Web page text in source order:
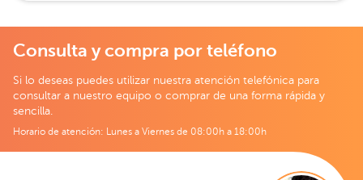
Consulta y compra por teléfono
Si lo deseas puedes utilizar nuestra atención telefónica para
consultar a nuestro equipo o comprar de una forma rápida y
sencilla.
Horario de atención: Lunes a Viernes de 08:00h a 18:00h